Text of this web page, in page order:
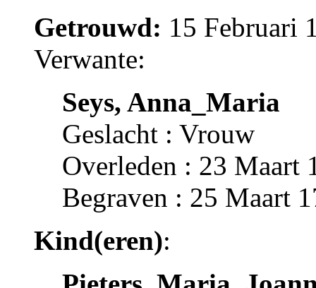
Getrouwd: 15 Februari
Verwante:
Seys, Anna_Maria
Geslacht : Vrouw
Overleden : 23 Maart
Begraven : 25 Maart
Kind(eren):